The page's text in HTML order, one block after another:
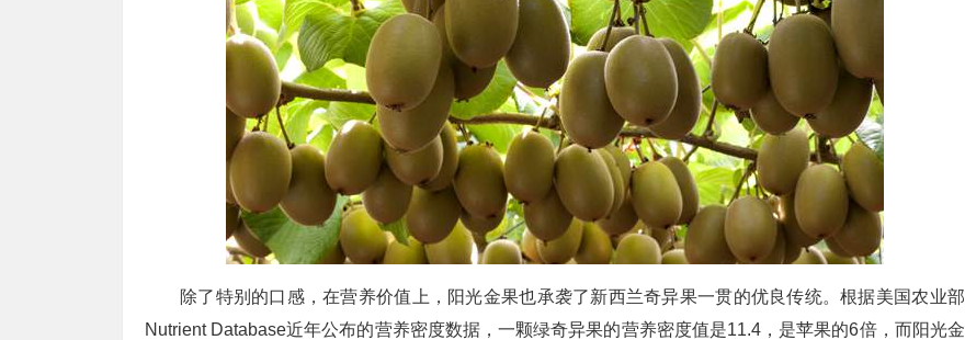
除了特别的口感，在营养价值上，阳光金果也承袭了新西兰奇异果一贯的优良传统。根据美国农业部
Nutrient Database近年公布的营养密度数据，一颗绿奇异果的营养密度值是11.4，是苹果的6倍，而阳光金